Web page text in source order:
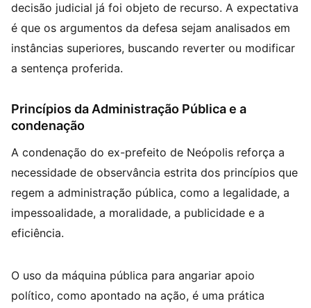
decisão judicial já foi objeto de recurso. A expectativa
é que os argumentos da defesa sejam analisados em
instâncias superiores, buscando reverter ou modificar
a sentença proferida.
Princípios da Administração Pública e a
condenação
A condenação do ex-prefeito de Neópolis reforça a
necessidade de observância estrita dos princípios que
regem a administração pública, como a legalidade, a
impessoalidade, a moralidade, a publicidade e a
eficiência.
O uso da máquina pública para angariar apoio
político, como apontado na ação, é uma prática